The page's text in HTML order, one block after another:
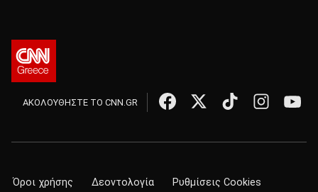
ΑΚΟΛΟΥΘΗΣΤΕ ΤΟ CNN.GR
Όροι χρήσης Δεοντολογία Ρυθμίσεις Cookies